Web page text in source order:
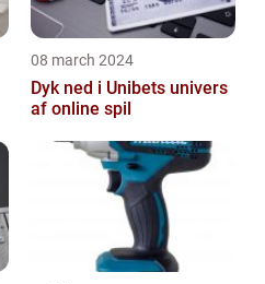
08 march 2024
Dyk ned i Unibets univers
af online spil